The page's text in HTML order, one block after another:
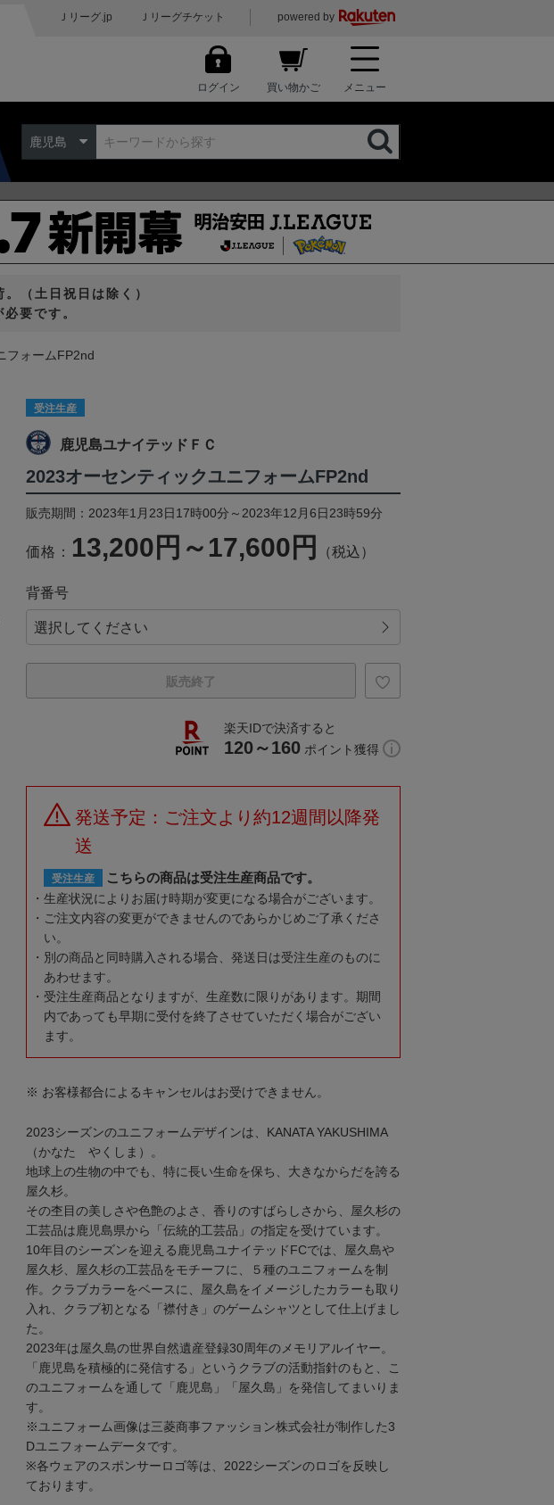
Ｊリーグ.jp Ｊリーグチケット powered by
ログイン 買い物かご メニュー
鹿児島
（土日祝日は除く）
要です。
フォームFP2nd
受注生産
鹿児島ユナイテッドＦＣ
2023オーセンティックユニフォームFP2nd
販売期間：2023年1月23日17時00分～2023年12月6日23時59分
価格： 13,200円～17,600円 （税込）
背番号
販売終了
楽天IDで決済すると
120～160 ポイント獲得
発送予定：ご注文より約12週間以降発
送
受注生産 こちらの商品は受注生産商品です。
生産状況によりお届け時期が変更になる場合がございます。
ご注文内容の変更ができませんのであらかじめご了承くださ
い。
別の商品と同時購入される場合、発送日は受注生産のものに
あわせます。
受注生産商品となりますが、生産数に限りがあります。期間
内であっても早期に受付を終了させていただく場合がござい
ます。
※ お客様都合によるキャンセルはお受けできません。
2023シーズンのユニフォームデザインは、KANATA YAKUSHIMA
（かなた やくしま）。
地球上の生物の中でも、特に長い生命を保ち、大きなからだを誇る
屋久杉。
その杢目の美しさや色艶のよさ、香りのすばらしさから、屋久杉の
工芸品は鹿児島県から「伝統的工芸品」の指定を受けています。
10年目のシーズンを迎える鹿児島ユナイテッドFCでは、屋久島や
屋久杉、屋久杉の工芸品をモチーフに、５種のユニフォームを制
作。クラブカラーをベースに、屋久島をイメージしたカラーも取り
入れ、クラブ初となる「襟付き」のゲームシャツとして仕上げまし
た。
2023年は屋久島の世界自然遺産登録30周年のメモリアルイヤー。
「鹿児島を積極的に発信する」というクラブの活動指針のもと、こ
のユニフォームを通して「鹿児島」「屋久島」を発信してまいりま
す。
※ユニフォーム画像は三菱商事ファッション株式会社が制作した3
Dユニフォームデータです。
※各ウェアのスポンサーロゴ等は、2022シーズンのロゴを反映し
ております。